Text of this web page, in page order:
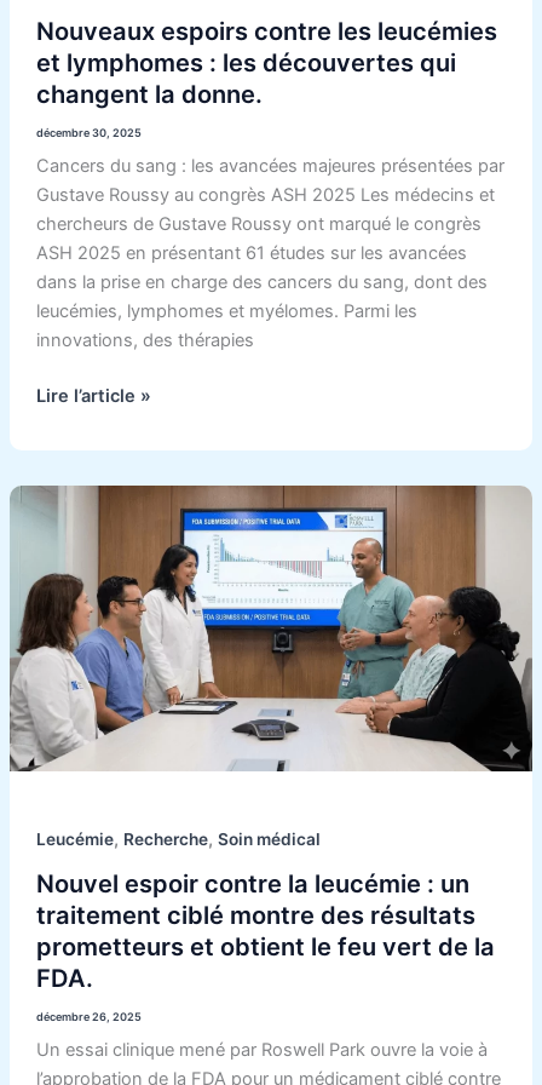
Nouveaux espoirs contre les leucémies
et lymphomes : les découvertes qui
changent la donne.
décembre 30, 2025
Cancers du sang : les avancées majeures présentées par
Gustave Roussy au congrès ASH 2025 Les médecins et
chercheurs de Gustave Roussy ont marqué le congrès
ASH 2025 en présentant 61 études sur les avancées
dans la prise en charge des cancers du sang, dont des
leucémies, lymphomes et myélomes. Parmi les
innovations, des thérapies
donne.
Lire l’article »
Leucémie, Recherche, Soin médical
Nouvel espoir contre la leucémie : un
traitement ciblé montre des résultats
prometteurs et obtient le feu vert de la
FDA.
décembre 26, 2025
Un essai clinique mené par Roswell Park ouvre la voie à
l’approbation de la FDA pour un médicament ciblé contre
Nouvel
la
leucémie
:
traitement
ciblé
montre
prometteurs
et
obtient
feu
vert
de
la